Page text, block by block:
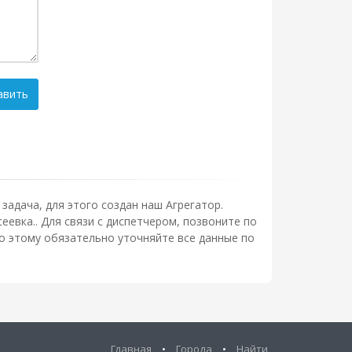
для этого создан наш Агрегатор.
Для связи с диспетчером, позвоните по
обязательно уточняйте все данные по
Главная • Города • Найти